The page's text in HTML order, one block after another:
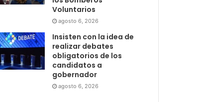
Voluntarios
agosto 6, 2026
Insisten con la idea de
realizar debates
obligatorios de los
candidatos a
gobernador
agosto 6, 2026